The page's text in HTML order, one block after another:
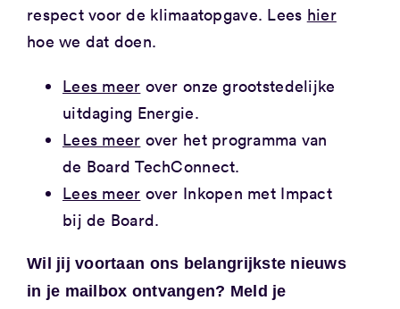
respect voor de klimaatopgave. Lees hier
hoe we dat doen.
Lees meer over onze grootstedelijke
uitdaging Energie.
Lees meer over het programma van
de Board TechConnect.
Lees meer over Inkopen met Impact
bij de Board.
Wil jij voortaan ons belangrijkste nieuws
in je mailbox ontvangen? Meld je